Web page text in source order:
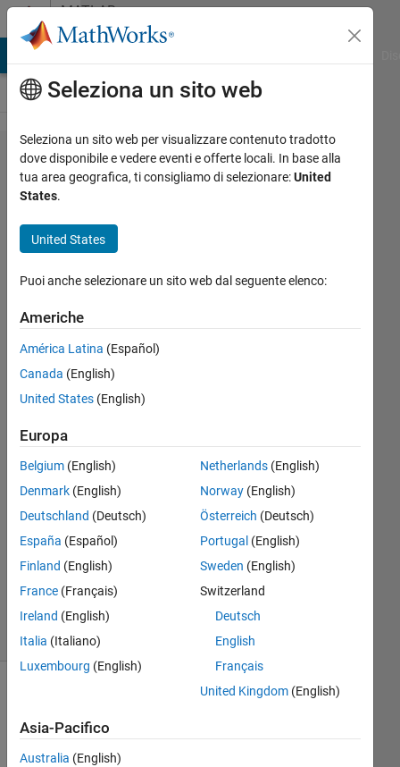
Vai al contenutoMATLAB
Answers
substracted
matrix and
matrix
instead of
3D matrix,
why?
Ryan
5 Set
2024
2
Risposte
Aggiornato
6 Set 2024
8
Visualizzazioni
(30 giorni)
Seleziona un sito web
Seleziona un sito web per visualizzare contenuto tradotto
dove disponibile e vedere eventi e offerte locali. In base alla
tua area geografica, ti consigliamo di selezionare:United
States.
United States
Puoi anche selezionare un sito web dal seguente elenco:
Americhe
América Latina (Español)
Canada (English)
United States (English)
Europa
Belgium (English)
Denmark (English)
Deutschland (Deutsch)
España (Español)
Finland (English)
France (Français)
Ireland (English)
Italia (Italiano)
Luxembourg (English)
Netherlands(English)
Norway(English)
Österreich (Deutsch)
Portugal (English)
Sweden (English)
Switzerland
Deutsch
English
Français
United Kingdom(English)
Asia-Pacifico
Australia (English)